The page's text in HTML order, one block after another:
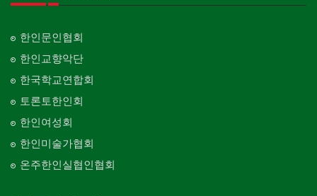
현금인출기
ATM
Art Gallery/Framing
행사/이벤트
Event
인벤토리
Organization-Sports
단체-음악/미술
Organization-Music/Art
Organization-Buddhist
Organization-Christianity
교회-장로교회
Church-Presbyterian
한인문인협회
한인교향악단
한국학교연합회
토론토한인회
한인여성회
한인미술가협회
온주한인실협인협회